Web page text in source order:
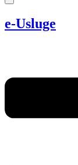
e-Usluge